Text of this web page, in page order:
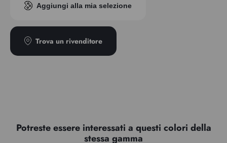
Aggiungi alla mia selezione
Trova un rivenditore
Potreste essere interessati a questi colori della
stessa gamma